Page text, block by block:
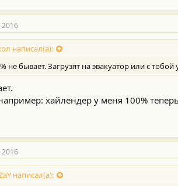
написал(а):
не бывает. Загрузят на эвакуатор или с тобой
хайлендер у меня 100%
написал(а):